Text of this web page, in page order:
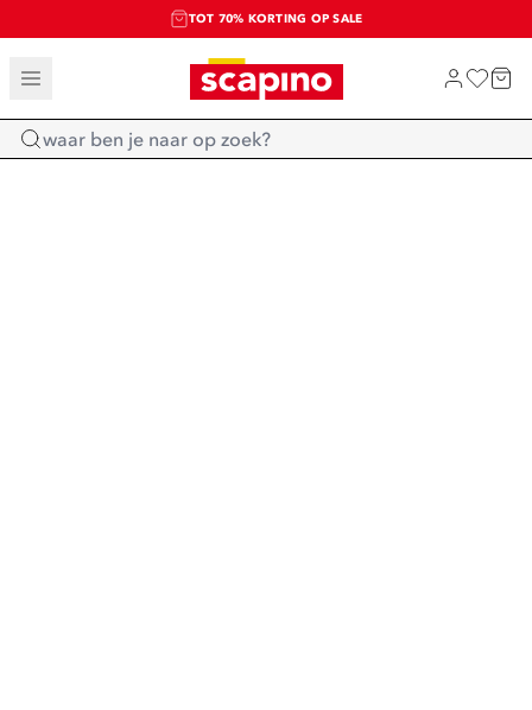
TOT 70% KORTING OP SALE
SALE: LAATSTE KANS!
SHOP NIEUW
Home